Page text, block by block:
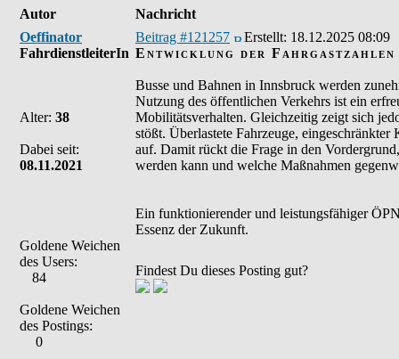
Autor
Nachricht
Oeffinator
FahrdienstleiterIn
Alter: 38
Dabei seit:
08.11.2021
Goldene Weichen
des Users:
84
Goldene Weichen
des Postings:
0
Beitrag #121257 Erstellt: 18.12.2025 08:09
Entwicklung der Fahrgastzahlen
Busse und Bahnen in Innsbruck werden
Nutzung des öffentlichen Verkehrs ist ein
Mobilitätsverhalten. Gleichzeitig zeigt sich
stößt. Überlastete Fahrzeuge,
auf. Damit rückt die Frage in den
werden kann und welche Maßnahmen
Ein funktionierender und leistungsfähiger
Essenz der Zukunft.
Findest Du dieses Posting gut?